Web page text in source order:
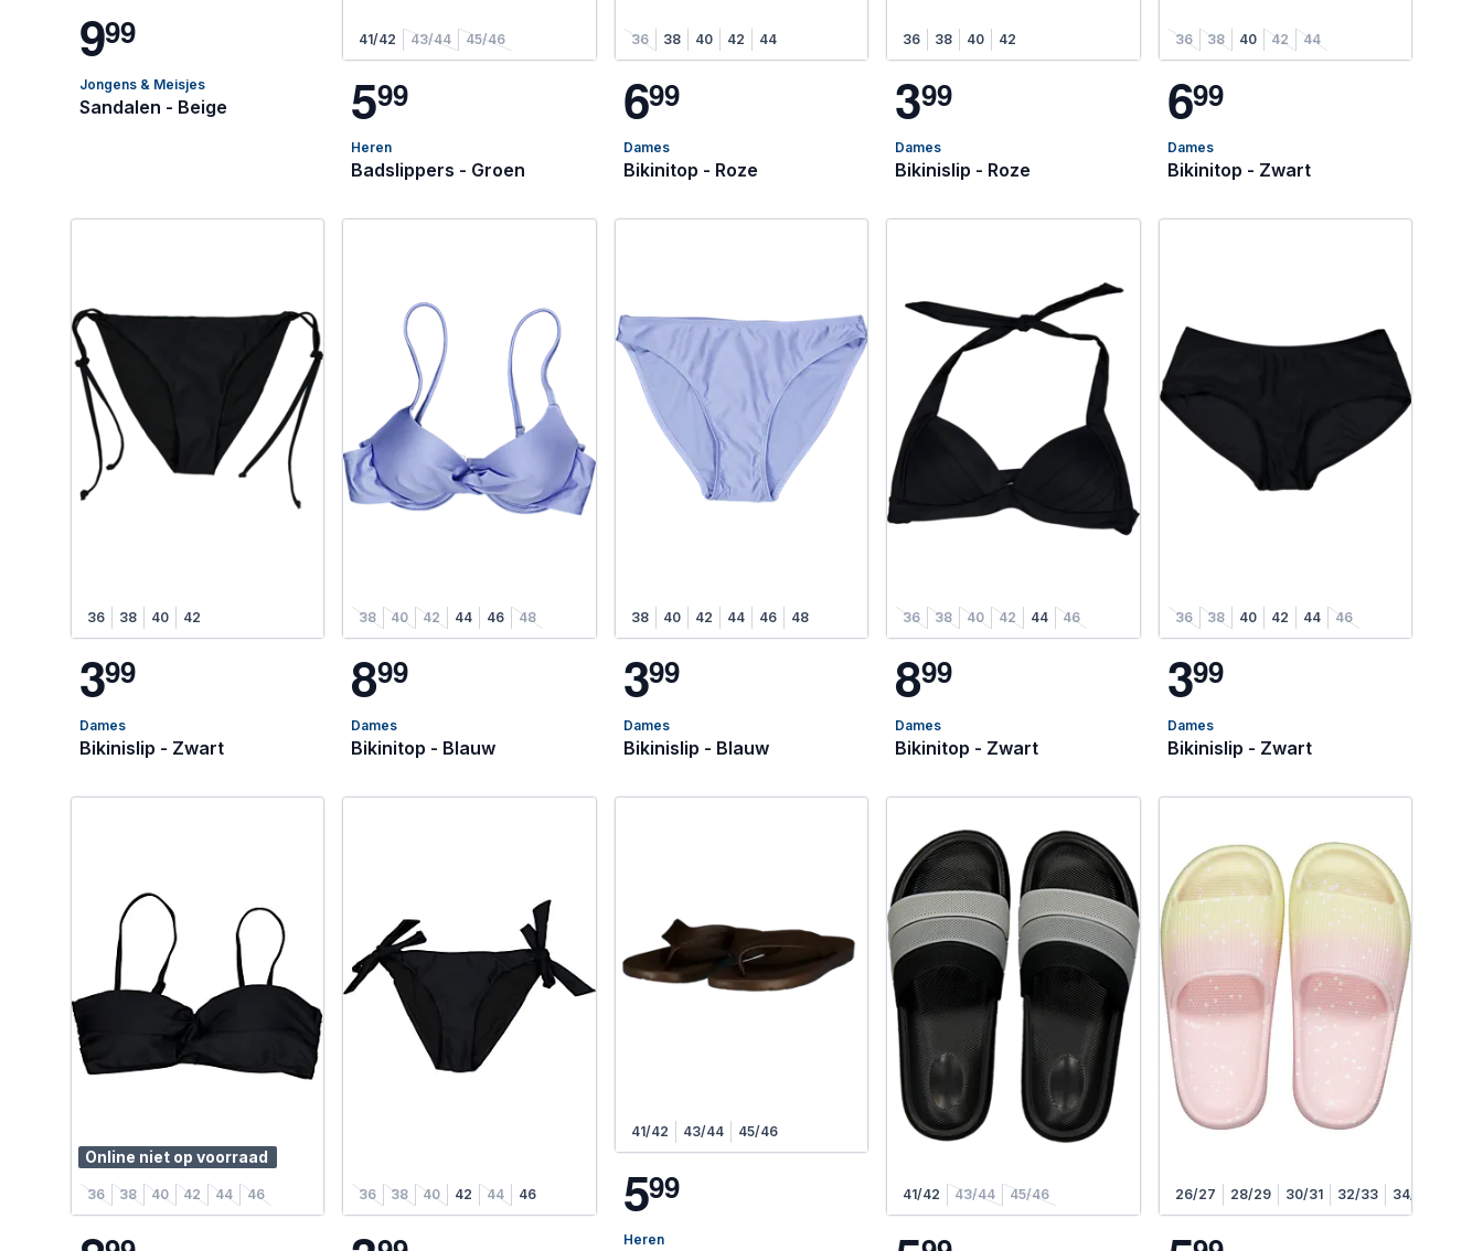
999
Jongens & Meisjes
Sandalen - Beige
41/42 43/44 45/46
599
Heren
Badslippers - Groen
36 38 40 42 44
699
Dames
Bikinitop - Roze
36 38 40 42
399
Dames
Bikinislip - Roze
36 38 40 42 44
699
Dames
Bikinitop - Zwart
36 38 40 42
399
Dames
Bikinislip - Zwart
38 40 42 44 46 48
899
Dames
Bikinitop - Blauw
38 40 42 44 46 48
399
Dames
Bikinislip - Blauw
36 38 40 42 44 46
899
Dames
Bikinitop - Zwart
36 38 40 42 44 46
399
Dames
Bikinislip - Zwart
Online niet op voorraad
36 38 40 42 44 46 36 38 40 42 44 46
41/42 43/44 45/46
599
Heren
41/42 43/44 45/46 26/27 28/29 30/31 32/33 34/35